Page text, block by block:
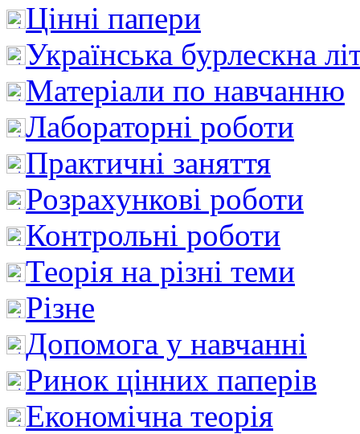
Цінні папери
Українська бурлескна
Матеріали по навчанню
Лабораторні роботи
Практичні заняття
Розрахункові роботи
Контрольні роботи
Теорія на різні теми
Різне
Допомога у навчанні
Ринок цінних паперів
Економічна теорія